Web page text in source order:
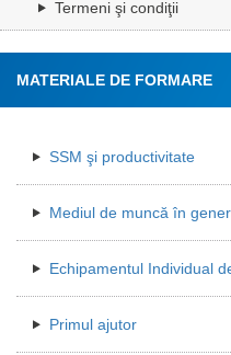
Termeni şi condiţii
MATERIALE DE FORMARE
SSM şi productivitate
Mediul de muncă în
Echipamentul Individual
Primul ajutor